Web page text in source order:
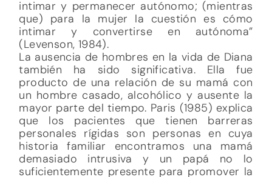
intimar y permanecer autónomo; (mientras
que) para la mujer la cuestión es cómo
intimar y convertirse en autónoma”
(Levenson, 1984).
La ausencia de hombres en la vida de Diana
también ha sido significativa. Ella fue
producto de una relación de su mamá con
un hombre casado, alcohólico y ausente la
mayor parte del tiempo. Paris (1985) explica
que los pacientes que tienen barreras
personales rígidas son personas en cuya
historia familiar encontramos una mamá
demasiado intrusiva y un papá no lo
suficientemente presente para promover la